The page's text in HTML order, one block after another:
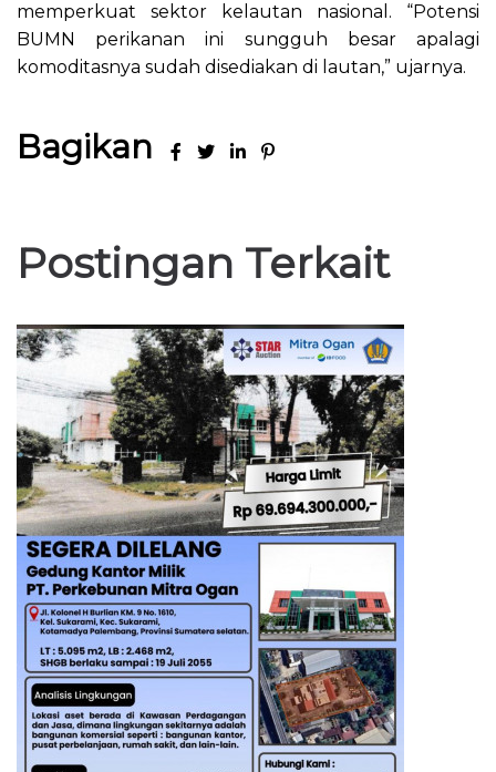
memperkuat sektor kelautan nasional. “Potensi
BUMN perikanan ini sungguh besar apalagi
komoditasnya sudah disediakan di lautan,” ujarnya.
Bagikan
Postingan Terkait